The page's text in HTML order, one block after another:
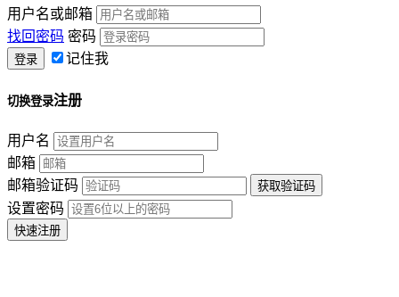
用户名或邮箱
找回密码 密码
记住我
切换登录注册
用户名
邮箱
邮箱验证码
设置密码